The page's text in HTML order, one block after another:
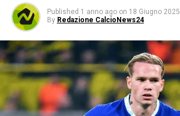
Published 1 anno ago on 18 Giugno 2025
By Redazione CalcioNews24